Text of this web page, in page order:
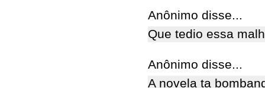
Anônimo disse...
Que tedio essa
Anônimo disse...
A novela ta